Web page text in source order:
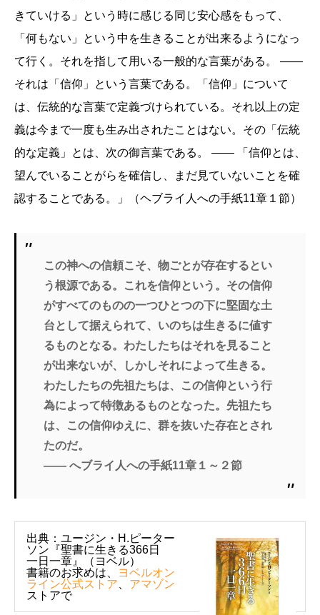
きていける」という時に感じる同じ安心感をもって、
「何もない」という中を生きることが出来るようになっ
て行く。それを指して用いる一般的な言葉がある。 ――
それは「信仰」という言葉である。「信仰」について
は、伝統的な言葉で定義づけられている。それ以上の定
義は今まで一度も生み出されたことはない。その「伝統
的な定義」とは、次の御言葉である。 ―― 「信仰とは、
望んでいることがらを確信し、まだ見ていないことを確
認することである。」（ヘブライ人への手紙11章１節）
この神への信頼こそ、物ごとが存在するとい
う根源である。これを信仰という。その信仰
がすべてのものの一つひとつの下に堅固な土
台として据えられて、いのちは生きるに値す
るものとなる。わたしたちはそれを見ること
が出来ないが、しかしそれによって生きる。
わたしたちの先祖たちは、この信仰という行
為によって特徴あるものとなった。先祖たち
は、この信仰ゆえに、群を抜いた存在とされ
たのだ。
―― へブライ人への手紙11章１～２節
出典：ユージン・H.ピーター
ソン『聖書に生きる366日
一日一章』（ヨベル）
書籍のお求めは、
ヨベルオン
ライン公式ストア
アマゾン
ストアで